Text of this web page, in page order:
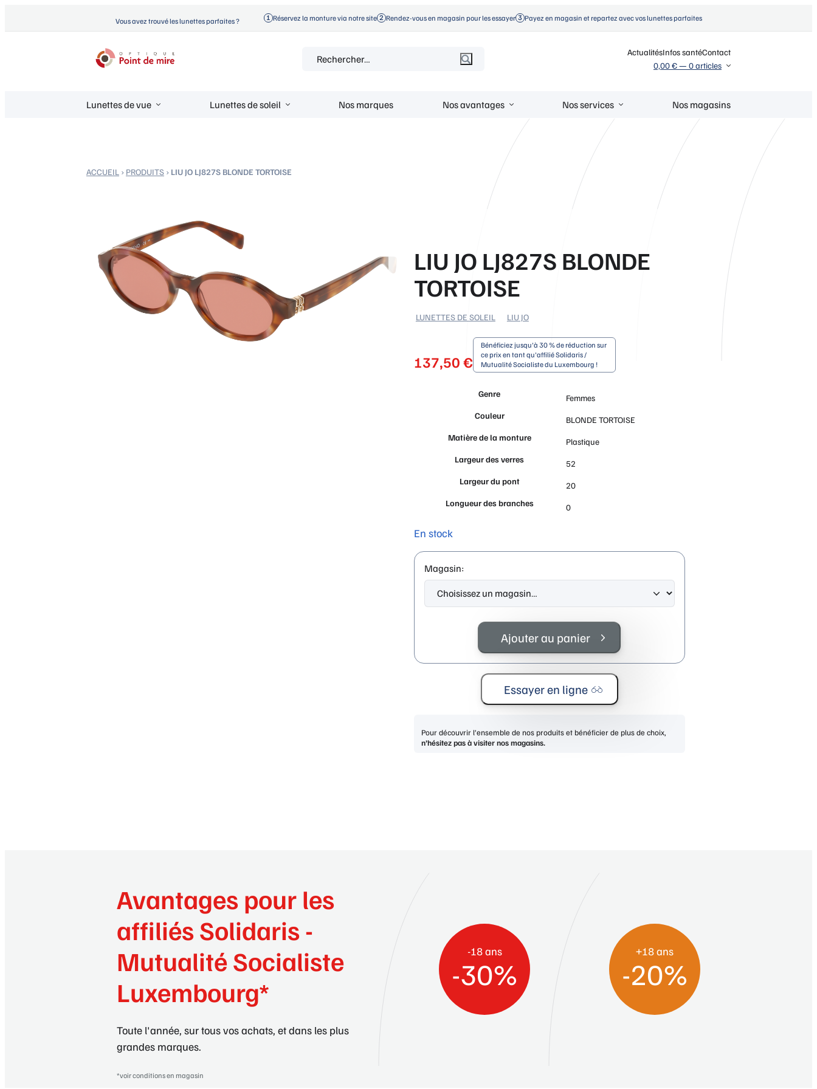
Vous avez trouvé les lunettes parfaites ? Réservez la monture via notre site Rendez-vous en magasin pour les essayer Payez en magasin et repartez avec vos lunettes parfaites
ActualitésInfos santéContact
0,00 €— 0 articles
Lunettes de vue Lunettes de soleil Nos marques Nos avantages Nos services Nos magasins
ACCUEIL › PRODUITS › LIU JO LJ827S BLONDE TORTOISE
LIU JO LJ827S BLONDE
TORTOISE
LUNETTES DE SOLEIL LIU JO
137,50 €
Bénéficiez jusqu'à 30 % de réduction sur
ce prix en tant qu'affilié Solidaris /
Mutualité Socialiste du Luxembourg !
Genre
Femmes
Couleur
BLONDE TORTOISE
Matière de la monture
Plastique
Largeur des verres
52
Largeur du pont
20
Longueur des branches
0
En stock
Magasin:
Ajouter au panier
Essayer en ligne
Pour découvrir l’ensemble de nos produits et bénéficier de plus de choix,
n’hésitez pas à visiter nos magasins.
Avantages pour les
affiliés Solidaris -
Mutualité Socialiste
Luxembourg*
Toute l'année, sur tous vos achats, et dans les plus
grandes marques.
*voir conditions en magasin
-18 ans
-30%
+18 ans
-20%